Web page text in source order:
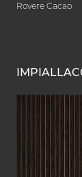
Rovere Cacao